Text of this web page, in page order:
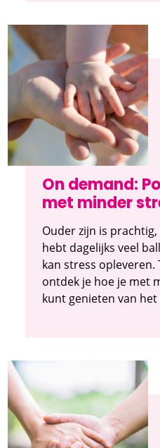
On demand:
met minder
Ouder zijn is
hebt dagelijks veel
kan stress
ontdek je hoe je met
kunt genieten van